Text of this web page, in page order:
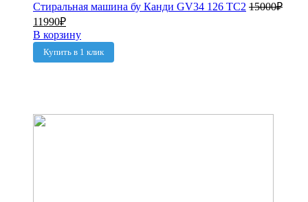
Стиральная машина бу Канди GV34 126 TC2 15000₽
11990₽
В корзину
Купить в 1 клик